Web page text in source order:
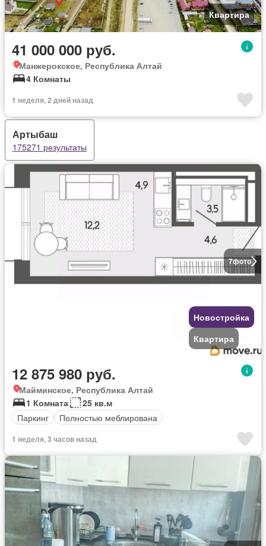
Квартира
41 000 000 руб.
Манжерокское, Республика Алтай
4 Комнаты
1 неделя, 2 дней назад
Артыбаш
175271 результаты
7фото
Новостройка
Квартира
12 875 980 руб.
Майминское, Республика Алтай
1 Комната
25 кв.м
Паркинг
Полностью меблирована
1 неделя, 3 часов назад